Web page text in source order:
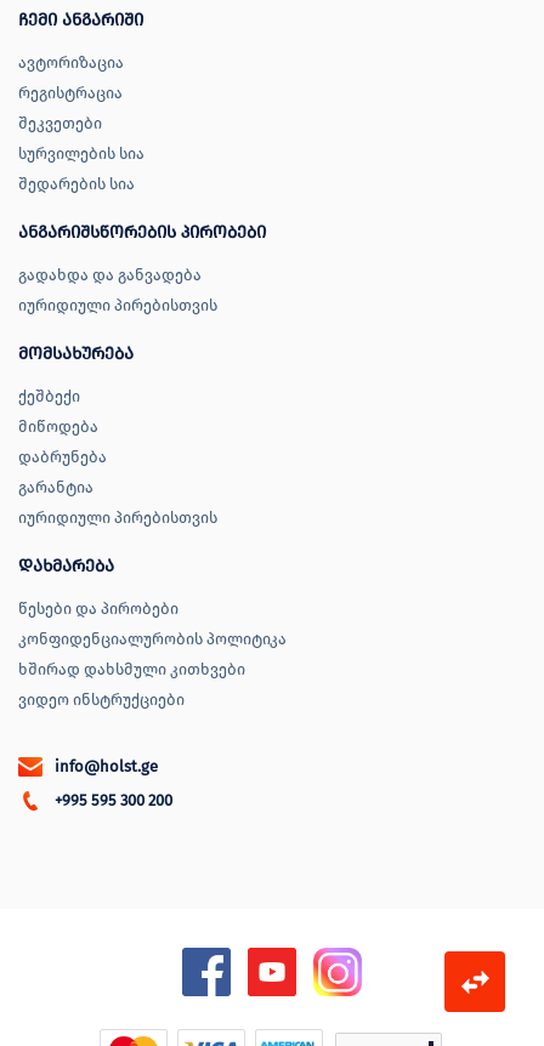
ჩემი ანგარიში
ავტორიზაცია
რეგისტრაცია
შეკვეთები
სურვილების სია
შედარების სია
ანგარიშსწორების პირობები
გადახდა და განვადება
იურიდიული პირებისთვის
მომსახურება
ქეშბექი
მიწოდება
დაბრუნება
გარანტია
იურიდიული პირებისთვის
დახმარება
წესები და პირობები
კონფიდენციალურობის პოლიტიკა
ხშირად დახსმული კითხვები
ვიდეო ინსტრუქციები
info@holst.ge
+995 595 300 200